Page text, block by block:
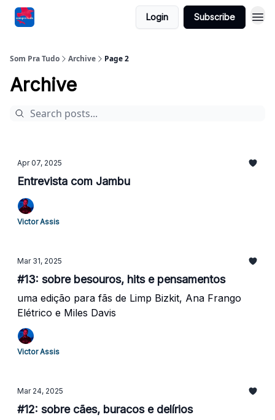
Login Subscribe
Som Pra Tudo Archive Page 2
Archive
Apr 07, 2025
Entrevista com Jambu
Victor Assis
Mar 31, 2025
#13: sobre besouros, hits e pensamentos
uma edição para fãs de Limp Bizkit, Ana Frango
Elétrico e Miles Davis
Victor Assis
Mar 24, 2025
#12: sobre cães, buracos e delírios